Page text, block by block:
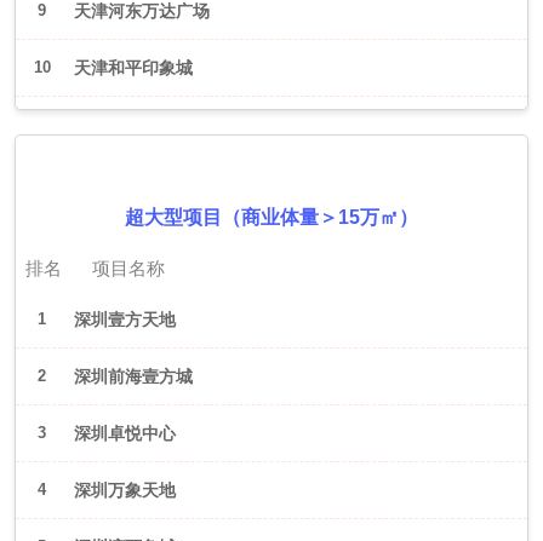
9 天津河东万达广场
10 天津和平印象城
超大型项目（商业体量＞15万㎡）
排名 项目名称
1 深圳壹方天地
2 深圳前海壹方城
3 深圳卓悦中心
4 深圳万象天地